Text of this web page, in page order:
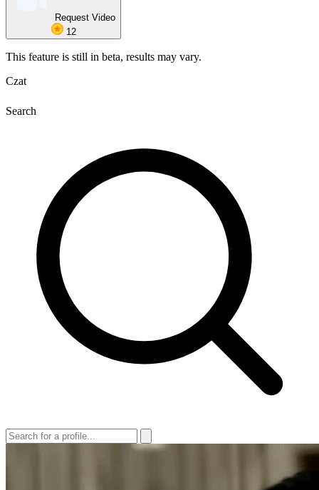
Request Video
12
This feature is still in beta, results may vary.
Czat
Search